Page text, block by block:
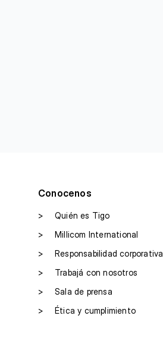
Conocenos
>
Quién es Tigo
>
Millicom International
>
Responsabilidad corporativa
>
Trabajá con nosotros
>
Sala de prensa
>
Ética y cumplimiento